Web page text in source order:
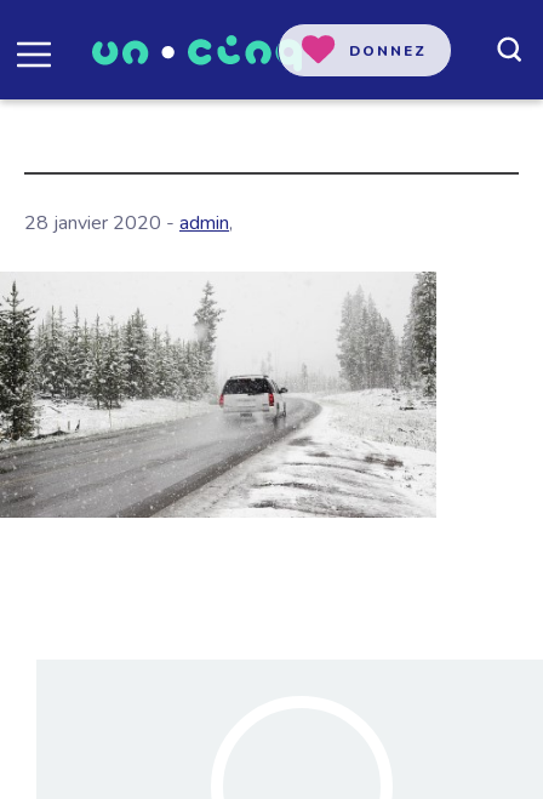
DONNEZ
28 janvier 2020 - admin,